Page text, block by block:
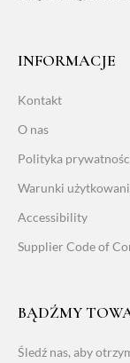
INFORMACJE
Kontakt
O nas
Polityka
Warunki
Accessibility
Supplier Code of
BĄDŹMY
Śledź nas, aby